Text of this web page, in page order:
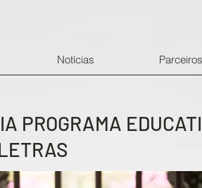
Notícias Parceiros
PROGRAMA